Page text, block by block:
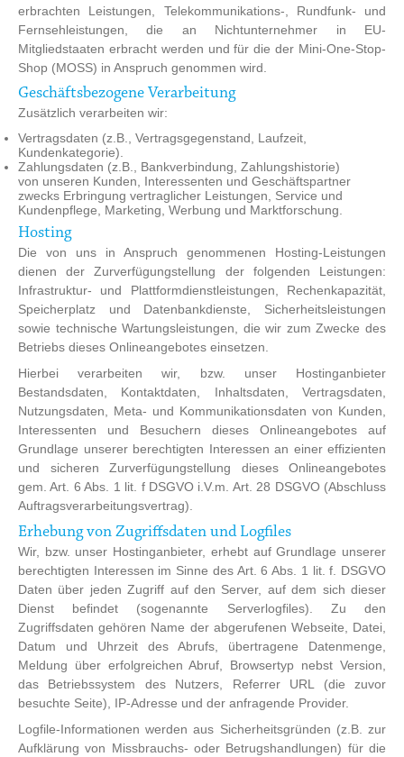
erbrachten Leistungen, Telekommunikations-, Rundfunk- und
Fernsehleistungen, die an Nichtunternehmer in EU-
Mitgliedstaaten erbracht werden und für die der Mini-One-Stop-
Shop (MOSS) in Anspruch genommen wird.
Geschäftsbezogene Verarbeitung
Zusätzlich verarbeiten wir:
Vertragsdaten (z.B., Vertragsgegenstand, Laufzeit,
Kundenkategorie).
Zahlungsdaten (z.B., Bankverbindung, Zahlungshistorie)
von unseren Kunden, Interessenten und Geschäftspartner
zwecks Erbringung vertraglicher Leistungen, Service und
Kundenpflege, Marketing, Werbung und Marktforschung.
Hosting
Die von uns in Anspruch genommenen Hosting-Leistungen
dienen der Zurverfügungstellung der folgenden Leistungen:
Infrastruktur- und Plattformdienstleistungen, Rechenkapazität,
Speicherplatz und Datenbankdienste, Sicherheitsleistungen
sowie technische Wartungsleistungen, die wir zum Zwecke des
Betriebs dieses Onlineangebotes einsetzen.
Hierbei verarbeiten wir, bzw. unser Hostinganbieter
Bestandsdaten, Kontaktdaten, Inhaltsdaten, Vertragsdaten,
Nutzungsdaten, Meta- und Kommunikationsdaten von Kunden,
Interessenten und Besuchern dieses Onlineangebotes auf
Grundlage unserer berechtigten Interessen an einer effizienten
und sicheren Zurverfügungstellung dieses Onlineangebotes
gem. Art. 6 Abs. 1 lit. f DSGVO i.V.m. Art. 28 DSGVO (Abschluss
Auftragsverarbeitungsvertrag).
Erhebung von Zugriffsdaten und Logfiles
Wir, bzw. unser Hostinganbieter, erhebt auf Grundlage unserer
berechtigten Interessen im Sinne des Art. 6 Abs. 1 lit. f. DSGVO
Daten über jeden Zugriff auf den Server, auf dem sich dieser
Dienst befindet (sogenannte Serverlogfiles). Zu den
Zugriffsdaten gehören Name der abgerufenen Webseite, Datei,
Datum und Uhrzeit des Abrufs, übertragene Datenmenge,
Meldung über erfolgreichen Abruf, Browsertyp nebst Version,
das Betriebssystem des Nutzers, Referrer URL (die zuvor
besuchte Seite), IP-Adresse und der anfragende Provider.
Logfile-Informationen werden aus Sicherheitsgründen (z.B. zur
Aufklärung von Missbrauchs- oder Betrugshandlungen) für die